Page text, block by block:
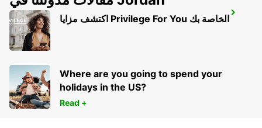
LANGEN
LANGEN - GERMANY
اكتشف مزايا Privilege For You الخاصة بك
Where are you going to spend your
holidays in the US?
Read +